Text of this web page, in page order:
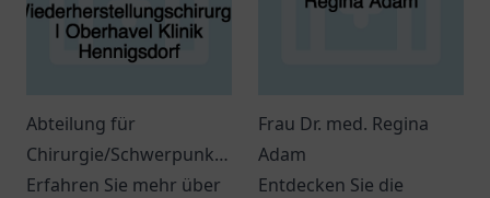
Abteilung für
Chirurgie/Schwerpunkt
Orthopädie, Unfall-,
Erfahren Sie mehr über
Frau Dr. med. Regina
Adam
Entdecken Sie die